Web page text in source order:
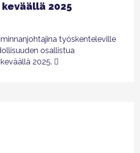
2025
työskenteleville
osallistua
2025.